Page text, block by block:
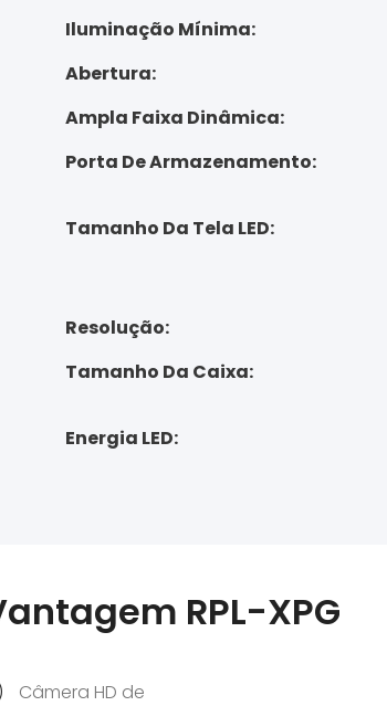
Iluminação Mínima:
Abertura:
Ampla Faixa Dinâmica:
Porta De Armazenamento:
Tamanho Da Tela LED:
Resolução:
Tamanho Da Caixa:
Energia LED:
RPL-XPG
Câmera HD de